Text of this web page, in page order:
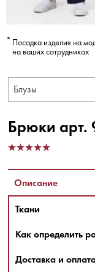
Посадка изделия на
на ваших сотрудниках
Блузы
Брюки арт.
Описание
Ткани
Как определить
Доставка и